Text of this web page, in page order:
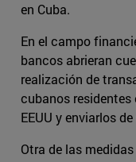
en Cuba.
En el campo
bancos abrieran
realización de
cubanos residentes
EEUU y enviarlos
Otra de las